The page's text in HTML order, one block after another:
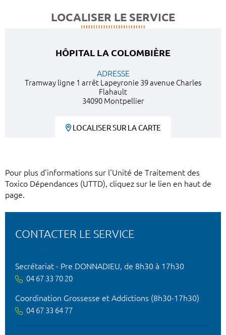
LOCALISER LE SERVICE
HÔPITAL LA COLOMBIÈRE
ADRESSE
Tramway ligne 1 arrêt Lapeyronie 39 avenue Charles
Flahault
34090 Montpellier
LOCALISER SUR LA CARTE
Pour plus d'informations sur l'Unité de Traitement des
Toxico Dépendances (UTTD), cliquez sur le lien en haut de
page.
CONTACTER LE SERVICE
Secrétariat - Pre DONNADIEU, de 8h30 à 17h30
04 67 33 70 20
Coordination Grossesse et Addictions (8h30-17h30)
04 67 33 64 77